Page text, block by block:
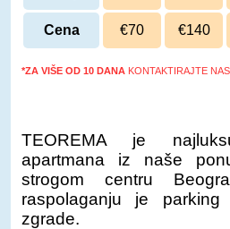
danu
Cena €70 €140
*ZA VIŠE OD 10 DANA KONTAKTIRAJTE
TEOREMA je
apartmana iz naše
strogom centru
raspolaganju je
zgrade.